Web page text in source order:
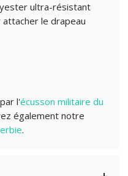
ultra-résistant
le drapeau
l'écusson militaire du
également notre
.